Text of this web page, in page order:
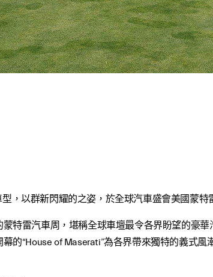
，以群新閃耀的之姿，於全球汽車盛會美國蒙
特雷汽車周，堪稱全球車壇最令各界盼望的豪
的“House of Maserati”為各界帶來獨特的義式